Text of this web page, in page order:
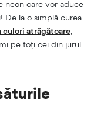
neon care vor aduce
la o simplă curea
culori atrăgătoare,
pe toți cei din jurul